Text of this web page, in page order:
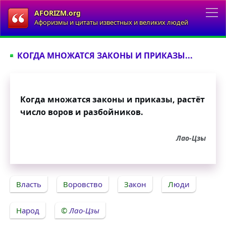
AFORIZM.org
Афоризмы и цитаты известных и великих людей
КОГДА МНОЖАТСЯ ЗАКОНЫ И ПРИКАЗЫ...
Когда множатся законы и приказы, растёт
число воров и разбойников.
Лао-Цзы
Власть Воровство Закон Люди
Народ Лао-Цзы